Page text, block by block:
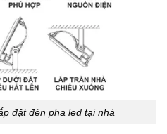
đặt đèn pha led tại nhà